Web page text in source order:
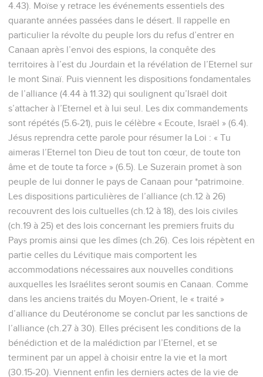
4.43). Moïse y retrace les événements essentiels des
quarante années passées dans le désert. Il rappelle en
particulier la révolte du peuple lors du refus d’entrer en
Canaan après l’envoi des espions, la conquête des
territoires à l’est du Jourdain et la révélation de l’Eternel sur
le mont Sinaï. Puis viennent les dispositions fondamentales
de l’alliance (4.44 à 11.32) qui soulignent qu’Israël doit
s’attacher à l’Eternel et à lui seul. Les dix commandements
sont répétés (5.6-21), puis le célèbre « Ecoute, Israël » (6.4).
Jésus reprendra cette parole pour résumer la Loi : « Tu
aimeras l’Eternel ton Dieu de tout ton cœur, de toute ton
âme et de toute ta force » (6.5). Le Suzerain promet à son
peuple de lui donner le pays de Canaan pour *patrimoine.
Les dispositions particulières de l’alliance (ch.12 à 26)
recouvrent des lois cultuelles (ch.12 à 18), des lois civiles
(ch.19 à 25) et des lois concernant les premiers fruits du
Pays promis ainsi que les dîmes (ch.26). Ces lois répètent en
partie celles du Lévitique mais comportent les
accommodations nécessaires aux nouvelles conditions
auxquelles les Israélites seront soumis en Canaan. Comme
dans les anciens traités du Moyen-Orient, le « traité »
d’alliance du Deutéronome se conclut par les sanctions de
l’alliance (ch.27 à 30). Elles précisent les conditions de la
bénédiction et de la malédiction par l’Eternel, et se
terminent par un appel à choisir entre la vie et la mort
(30.15-20). Viennent enfin les derniers actes de la vie de